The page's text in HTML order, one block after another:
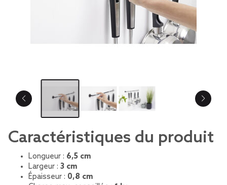
Caractéristiques du produit
Longueur : 6,5 cm
Largeur : 3 cm
Épaisseur : 0,8 cm